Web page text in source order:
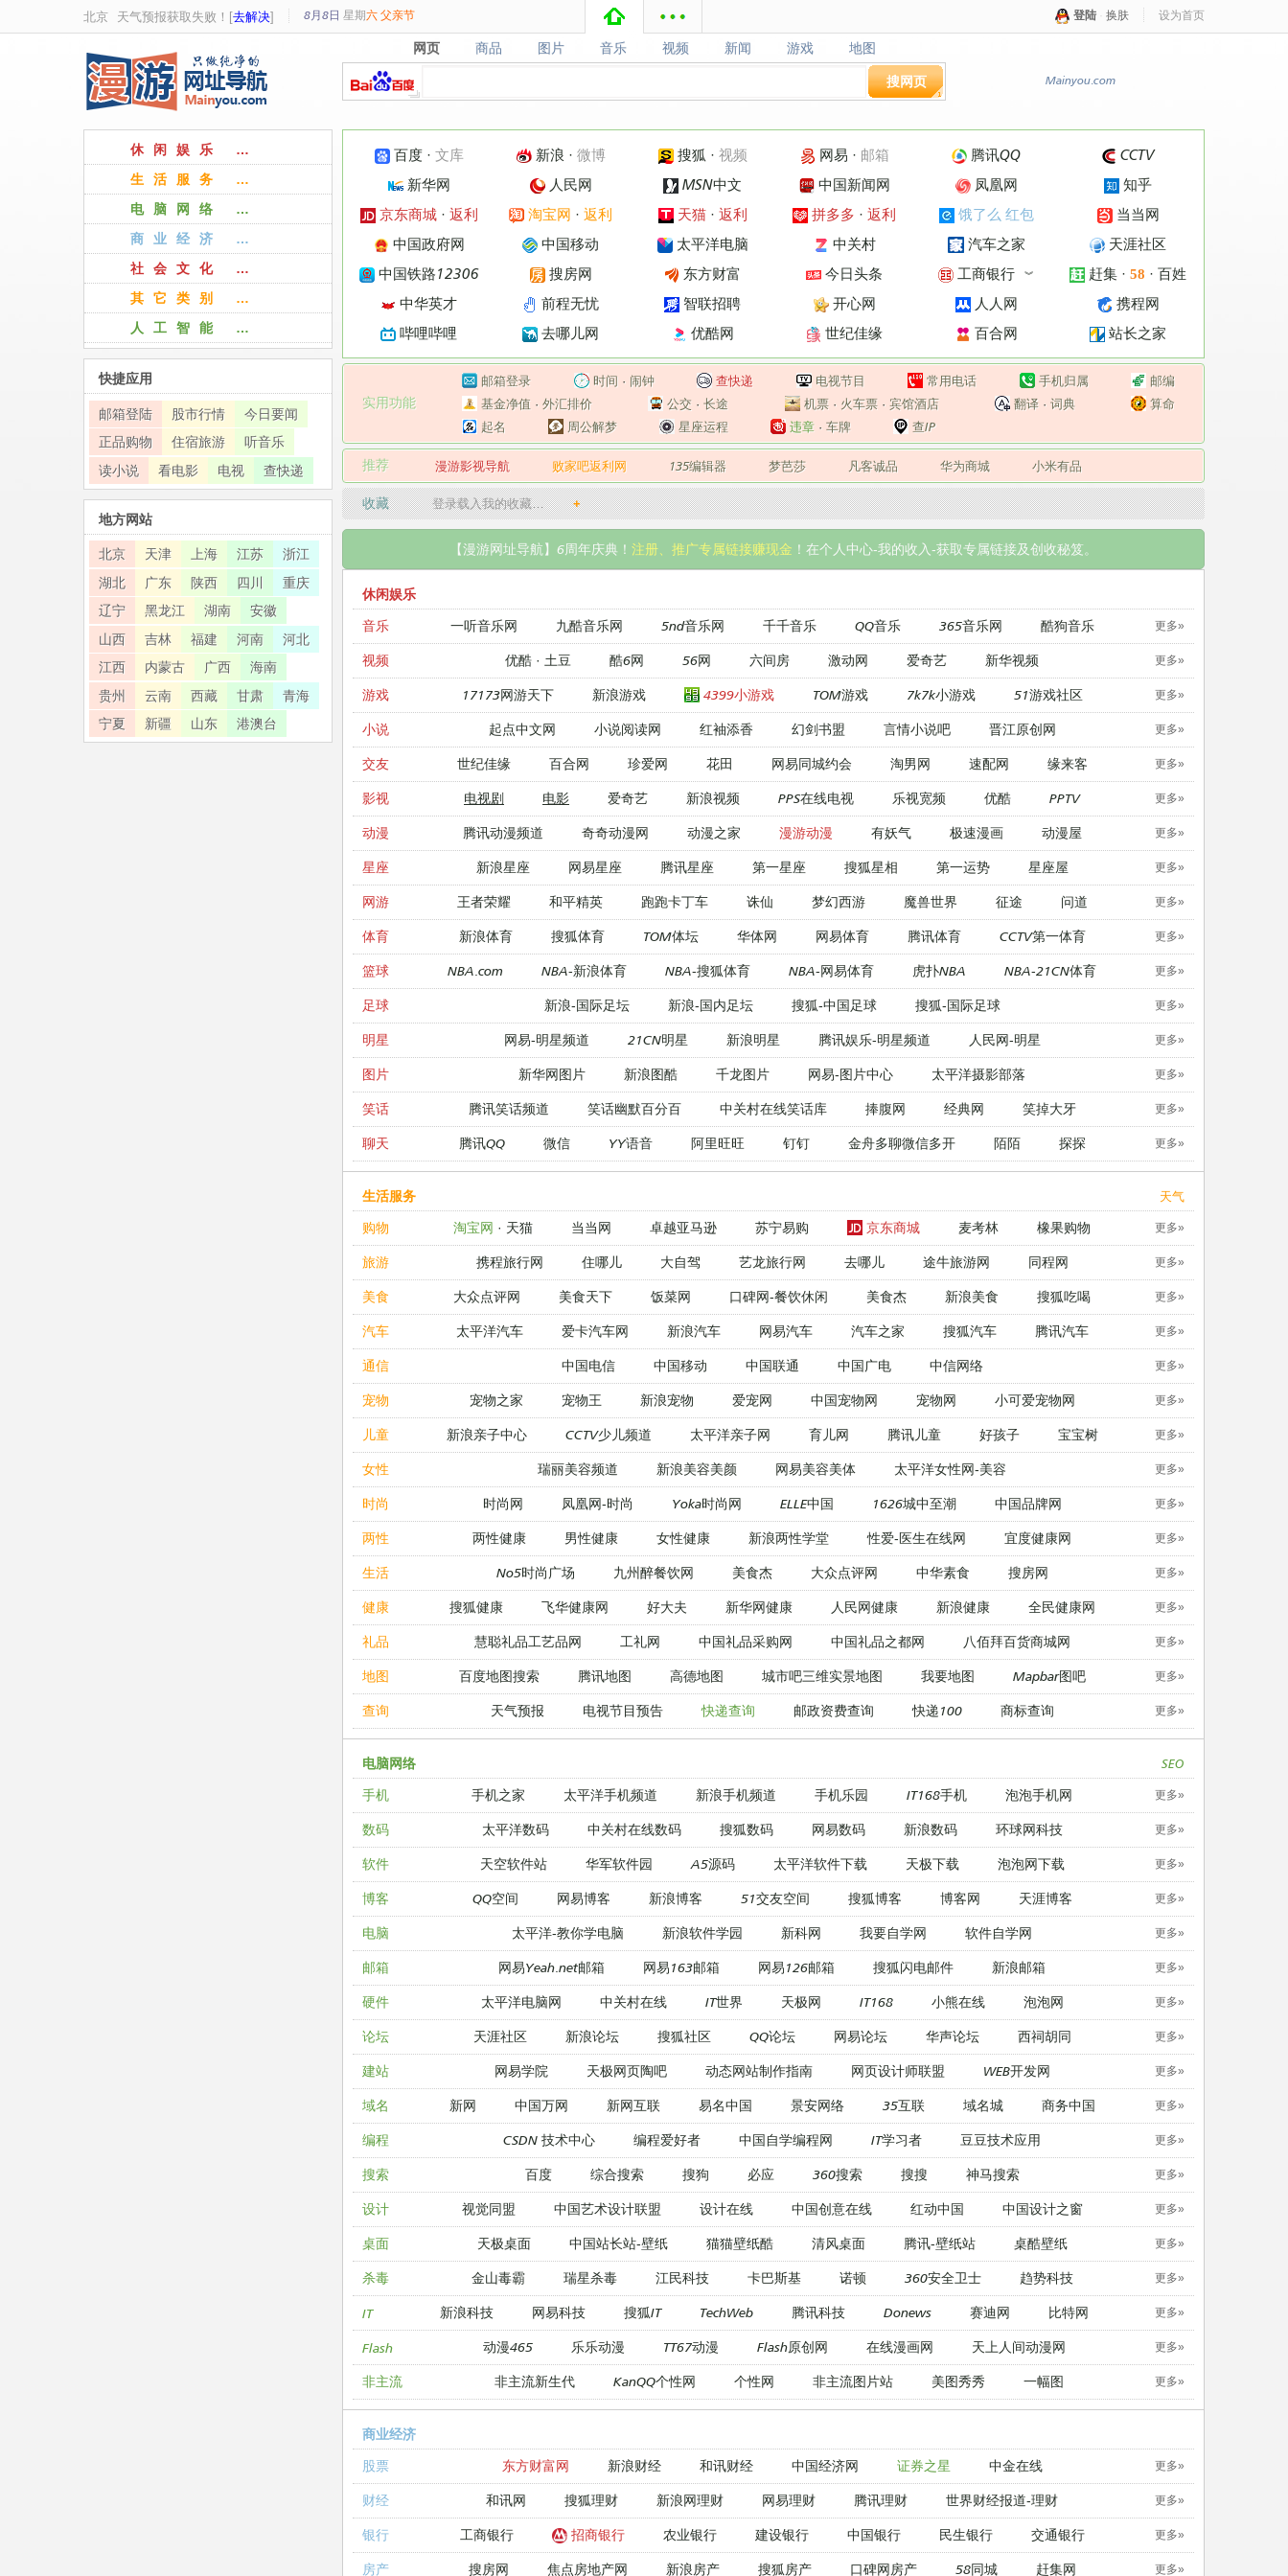
北京 天气预报获取失败！[去解决] 8月8日 星期六 父亲节 登陆 换肤 设为首页
网页
网页 商品
商品 图片
图片 音乐
音乐 视频
视频 新闻
新闻 游戏
游戏 地图
地图
搜网页 Mainyou.com
百度· 文库 新浪 · 微博 搜狐 · 视频 网易 · 邮箱 腾讯QQ
CCTV
新华网
人民网 MSN中文 中国新闻网 凤凰网
知乎
京东商城· 返利 淘宝网 · 返利 天猫· 返利 拼多多 · 返利 饿了么 红包
当当网
中国政府网
中国移动 太平洋电脑 中关村 汽车之家
天涯社区
中国铁路12306
搜房网 东方财富 今日头条 工商银行 ︾ 赶集 · 58 · 百姓
中华英才
前程无忧 智联招聘 开心网 人人网
携程网
哔哩哔哩
去哪儿网 优酷网 世纪佳缘 百合网 站长之家
实用功能
邮箱登录 时间· 闹钟 查快递 电视节目 常用电话 手机归属
邮编
基金净值 · 外汇排价 公交 ·长途 机票· 火车票· 宾馆酒店 翻译· 词典
算命
起名
周公解梦 星座运程 违章 · 车牌 查IP
推荐 漫游影视导航 败家吧返利网 135编辑器 梦芭莎 凡客诚品 华为商城 小米有品
收藏 登录载入我的收藏… +
【漫游网址导航】6周年庆典！ 注册、推广专属链接赚现金 ！在个人中心-我的收入-获取专属链接及创收秘笈。
休闲娱乐
音乐
一听音乐网 九酷音乐网 5nd音乐网 千千音乐 QQ音乐 365音乐网 酷狗音乐 更多»
视频 优酷 · 土豆 酷6网 56网 六间房 激动网 爱奇艺 新华视频 更多»
游戏 17173网游天下 新浪游戏 4399小游戏 TOM游戏 7k7k小游戏 51游戏社区 更多»
小说 起点中文网 小说阅读网 红袖添香 幻剑书盟 言情小说吧 晋江原创网 更多»
交友 世纪佳缘 百合网 珍爱网 花田 网易同城约会 淘男网 速配网 缘来客 更多»
影视 电视剧 电影 爱奇艺 新浪视频 PPS在线电视 乐视宽频 优酷 PPTV 更多»
动漫 腾讯动漫频道 奇奇动漫网 动漫之家 漫游动漫 有妖气 极速漫画 动漫屋 更多»
星座 新浪星座 网易星座 腾讯星座 第一星座 搜狐星相 第一运势 星座屋 更多»
网游 王者荣耀 和平精英 跑跑卡丁车 诛仙 梦幻西游 魔兽世界 征途 问道 更多»
体育 新浪体育 搜狐体育 TOM体坛 华体网 网易体育 腾讯体育 CCTV第一体育 更多»
篮球 NBA.com NBA-新浪体育 NBA-搜狐体育 NBA-网易体育 虎扑NBA NBA-21CN体育 更多»
足球 新浪-国际足坛 新浪-国内足坛 搜狐-中国足球 搜狐-国际足球 更多»
明星 网易-明星频道 21CN明星 新浪明星 腾讯娱乐-明星频道 人民网-明星 更多»
图片 新华网图片 新浪图酷 千龙图片 网易-图片中心 太平洋摄影部落 更多»
笑话 腾讯笑话频道 笑话幽默百分百 中关村在线笑话库 捧腹网 经典网 笑掉大牙 更多»
聊天 腾讯QQ 微信 YY语音 阿里旺旺 钉钉 金舟多聊微信多开 陌陌 探探 更多»
天气
生活服务
购物
淘宝网 · 天猫 当当网 卓越亚马逊 苏宁易购 京东商城 麦考林 橡果购物 更多»
旅游 携程旅行网 住哪儿 大自驾 艺龙旅行网 去哪儿 途牛旅游网 同程网 更多»
美食 大众点评网 美食天下 饭菜网 口碑网-餐饮休闲 美食杰 新浪美食 搜狐吃喝 更多»
汽车 太平洋汽车 爱卡汽车网 新浪汽车 网易汽车 汽车之家 搜狐汽车 腾讯汽车 更多»
通信 中国电信 中国移动 中国联通 中国广电 中信网络 更多»
宠物 宠物之家 宠物王 新浪宠物 爱宠网 中国宠物网 宠物网 ​小可爱宠物网 更多»
儿童 新浪亲子中心 CCTV少儿频道 太平洋亲子网 育儿网 腾讯儿童 好孩子 宝宝树 更多»
女性 瑞丽美容频道 新浪美容美颜 网易美容美体 太平洋女性网-美容 更多»
时尚 时尚网 凤凰网-时尚 Yoka时尚网 ELLE中国 1626城中至潮 中国品牌网 更多»
两性 两性健康 男性健康 女性健康 新浪两性学堂 性爱-医生在线网 宜度健康网 更多»
生活 No5时尚广场 九州醉餐饮网 美食杰 大众点评网 中华素食 搜房网 更多»
健康 搜狐健康 飞华健康网 好大夫 新华网健康 人民网健康 新浪健康 全民健康网 更多»
礼品 慧聪礼品工艺品网 工礼网 中国礼品采购网 中国礼品之都网 八佰拜百货商城网 更多»
地图 百度地图搜索 腾讯地图 高德地图 城市吧三维实景地图 我要地图 Mapbar图吧 更多»
查询 天气预报 电视节目预告 快递查询 邮政资费查询 快递100 商标查询 更多»
SEO
电脑网络
手机
手机之家 太平洋手机频道 新浪手机频道 手机乐园 IT168手机 泡泡手机网 更多»
数码 太平洋数码 中关村在线数码 搜狐数码 网易数码 新浪数码 环球网科技 更多»
软件 天空软件站 华军软件园 A5源码 太平洋软件下载 天极下载 泡泡网下载 更多»
博客 QQ空间 网易博客 新浪博客 51交友空间 搜狐博客 博客网 天涯博客 更多»
电脑 太平洋-教你学电脑 新浪软件学园 新科网 我要自学网 软件自学网 更多»
邮箱 网易Yeah.net邮箱 网易163邮箱 网易126邮箱 搜狐闪电邮件 新浪邮箱 更多»
硬件 太平洋电脑网 中关村在线 IT世界 天极网 IT168 小熊在线 泡泡网 更多»
论坛 天涯社区 新浪论坛 搜狐社区 QQ论坛 网易论坛 华声论坛 西祠胡同 更多»
建站 网易学院 天极网页陶吧 动态网站制作指南 网页设计师联盟 WEB开发网 更多»
域名 新网 中国万网 新网互联 易名中国 景安网络 35互联 域名城 商务中国 更多»
编程 CSDN 技术中心 编程爱好者 中国自学编程网 IT学习者 豆豆技术应用 更多»
搜索 百度 综合搜索 搜狗 必应 360搜索 搜搜 神马搜索 更多»
设计 视觉同盟 中国艺术设计联盟 设计在线 中国创意在线 红动中国 中国设计之窗 更多»
桌面 天极桌面 中国站长站-壁纸 猫猫壁纸酷 清风桌面 腾讯-壁纸站 桌酷壁纸 更多»
杀毒 金山毒霸 瑞星杀毒 江民科技 卡巴斯基 诺顿 360安全卫士 趋势科技 更多»
IT 新浪科技 网易科技 搜狐IT TechWeb 腾讯科技 Donews 赛迪网 比特网 更多»
Flash 动漫465 乐乐动漫 TT67动漫 Flash原创网 在线漫画网 天上人间动漫网 更多»
非主流 非主流新生代 KanQQ个性网 个性网 非主流图片站 美图秀秀 一幅图 更多»
商业经济
股票
东方财富网 新浪财经 和讯财经 中国经济网 证券之星 中金在线 更多»
财经 和讯网 搜狐理财 新浪网理财 网易理财 腾讯理财 世界财经报道-理财 更多»
银行 工商银行 招商银行 农业银行 建设银行 中国银行 民生银行 交通银行 更多»
房产 搜房网 焦点房地产网 新浪房产 搜狐房产 口碑网房产 58同城 赶集网 更多»
休闲娱乐 …
生活服务 …
电脑网络 …
商业经济 …
社会文化 …
其它类别 …
人工智能 …
快捷应用
邮箱登陆 股市行情
今日要闻
正品购物
住宿旅游
听音乐
读小说
看电影 电视 查快递
地方网站
北京 天津 上海 江苏
浙江
湖北
广东 陕西 四川
重庆
辽宁
黑龙江 湖南
安徽
山西
吉林 福建 河南
河北
江西
内蒙古 广西
海南
贵州
云南 西藏 甘肃
青海
宁夏
新疆 山东 港澳台